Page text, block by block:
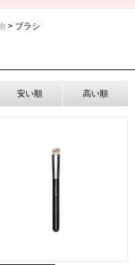
ブラシ
安い順 高い順